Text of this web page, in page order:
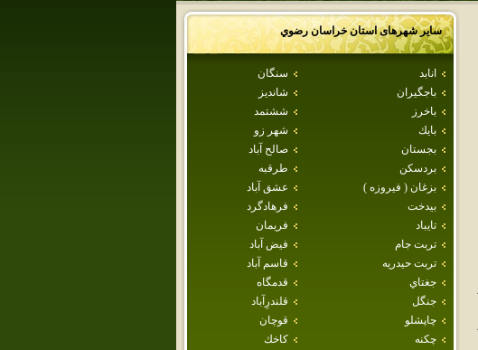
سایر شهرهای استانخراسان رضوي
انابد
سنگان
باجگيران
شانديز
باخرز
ششتمد
بايك
شهر زو
بجستان
صالح آباد
بردسكن
طرقبه
بزغان ( فيروزه )
عشق آباد
بيدخت
فرهادگرد
تايباد
فريمان
تربت جام
فيض آباد
تربت حيدريه
قاسم آباد
جغتاي
قدمگاه
جنگل
قلندرِآباد
چاپشلو
قوچان
چکنه
كاخك